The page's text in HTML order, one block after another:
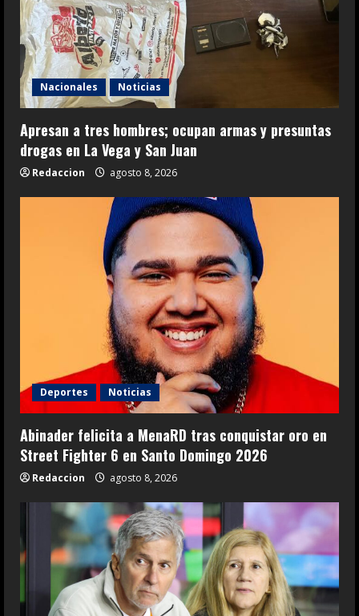
Nacionales Noticias
Apresan a tres hombres; ocupan armas y presuntas
drogas en La Vega y San Juan
Redaccion agosto 8, 2026
Deportes Noticias
Abinader felicita a MenaRD tras conquistar oro en
Street Fighter 6 en Santo Domingo 2026
Redaccion agosto 8, 2026